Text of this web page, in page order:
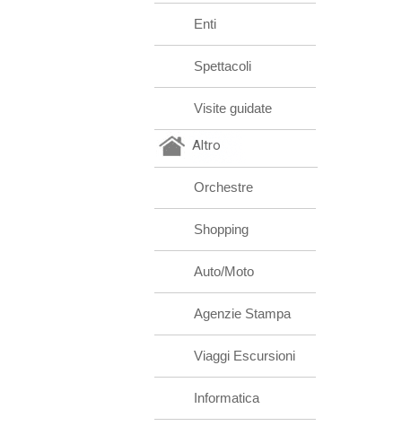
Enti
Spettacoli
Visite guidate
Altro
Orchestre
Shopping
Auto/Moto
Agenzie Stampa
Viaggi Escursioni
Informatica